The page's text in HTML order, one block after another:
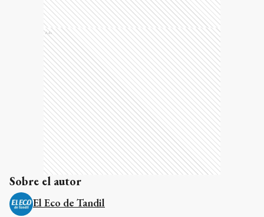
Ads
Sobre el autor
El Eco de Tandil